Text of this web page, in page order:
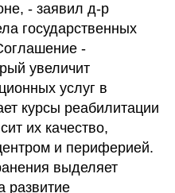
здравоохранения в регионе, - заявил д-р
государственных
-
увеличит
услуг в
курсы реабилитации
их качество,
и периферией.
выделяет
развитие